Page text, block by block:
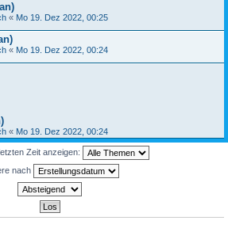
« Mo 19. Dez 2022, 00:25
« Mo 19. Dez 2022, 00:24
« Mo 19. Dez 2022, 00:24
Zeit anzeigen:
nach